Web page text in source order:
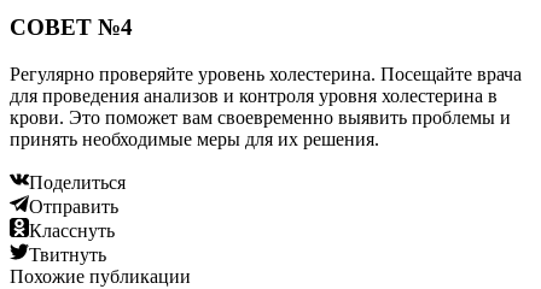
СОВЕТ №4
Регулярно проверяйте уровень холестерина. Посещайте врача
для проведения анализов и контроля уровня холестерина в
крови. Это поможет вам своевременно выявить проблемы и
принять необходимые меры для их решения.
Поделиться
Отправить
Класснуть
Твитнуть
Похожие публикации